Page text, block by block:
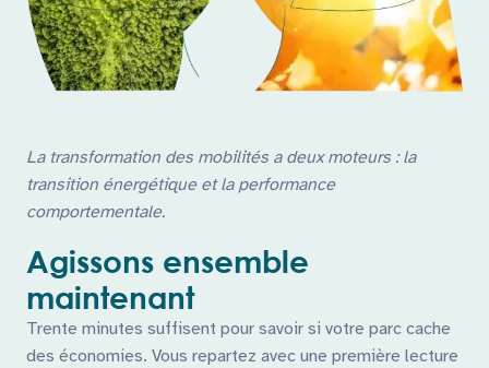
La transformation des mobilités a deux moteurs : la
transition énergétique et la performance
comportementale.
Agissons ensemble
maintenant
Trente minutes suffisent pour savoir si votre parc cache
des économies. Vous repartez avec une première lecture